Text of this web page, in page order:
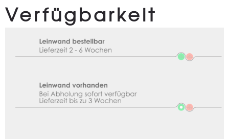
Verfügbarkeit